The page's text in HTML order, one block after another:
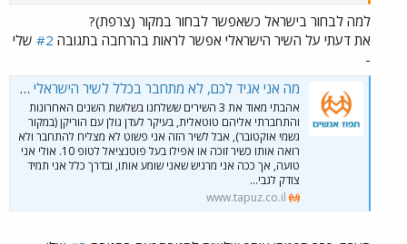
למה לבחור בישראל כשאפשר לבחור במקור (צרפת)?
את דעתי על השיר הישראלי אפשר לראות בהרחבה בתגובה #2 שלי
-
מה אני אגיד לכם, לא מתחבר בכלל לשיר הישראלי לאירוויזיון השנה שנחשף אמש
אהבתי מאוד את 3 השירים ששלחנו בשלושת השנים האחרונות
והתחברתי אליהם טוטאלית, בעיקר לעדן גולן עם הוריקן (במקור
גשמי אוקטובר), אבל לשיר הזה אני פשוט לא מצליח להתחבר ולא
רואה אותו כשיר זוכה או אפילו בעל פוטנציאל לטופ 10. אולי אני
טועה, אך ככה אני מרגיש שאני שומע אותו, ובדרך כלל אני תמיד
צודק לגבי...
www.tapuz.co.il